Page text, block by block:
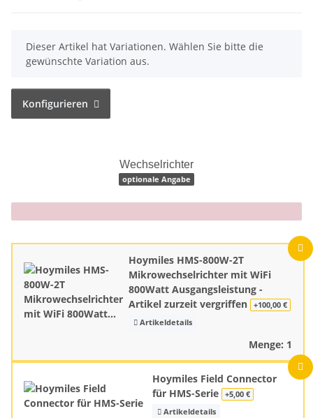
x
Dieser Artikel hat Variationen. Wählen Sie bitte die
gewünschte Variation aus.
Konfigurieren
Wechselrichter
optionale Angabe
x
Hoymiles HMS-800W-2T
Mikrowechselrichter mit WiFi
800Watt Ausgangsleistung -
Artikel zurzeit vergriffen
+100,00 €
Artikeldetails
Menge: 1
Hoymiles Field Connector
für HMS-Serie
+5,00 €
Artikeldetails